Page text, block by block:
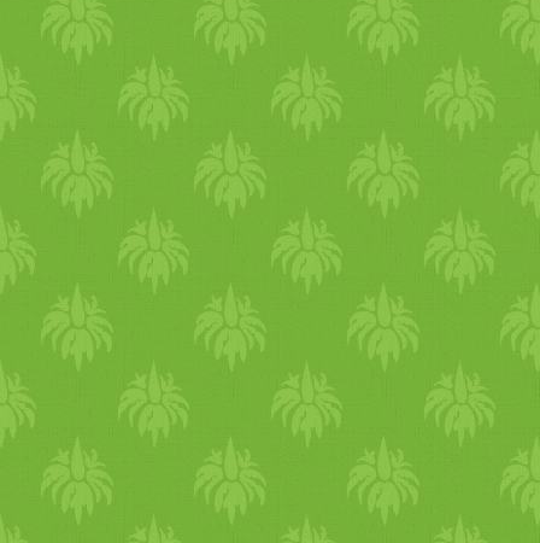
egészségünk
magas vérnyomás,
problémák! dupla babos
tojásmentes, laktózmentes,